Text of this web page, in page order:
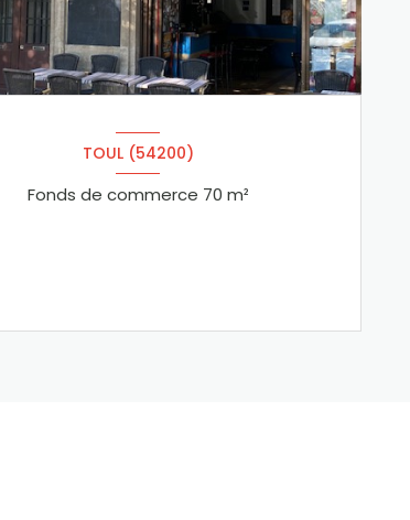
TOUL (54200)
Fonds de commerce 70 m²